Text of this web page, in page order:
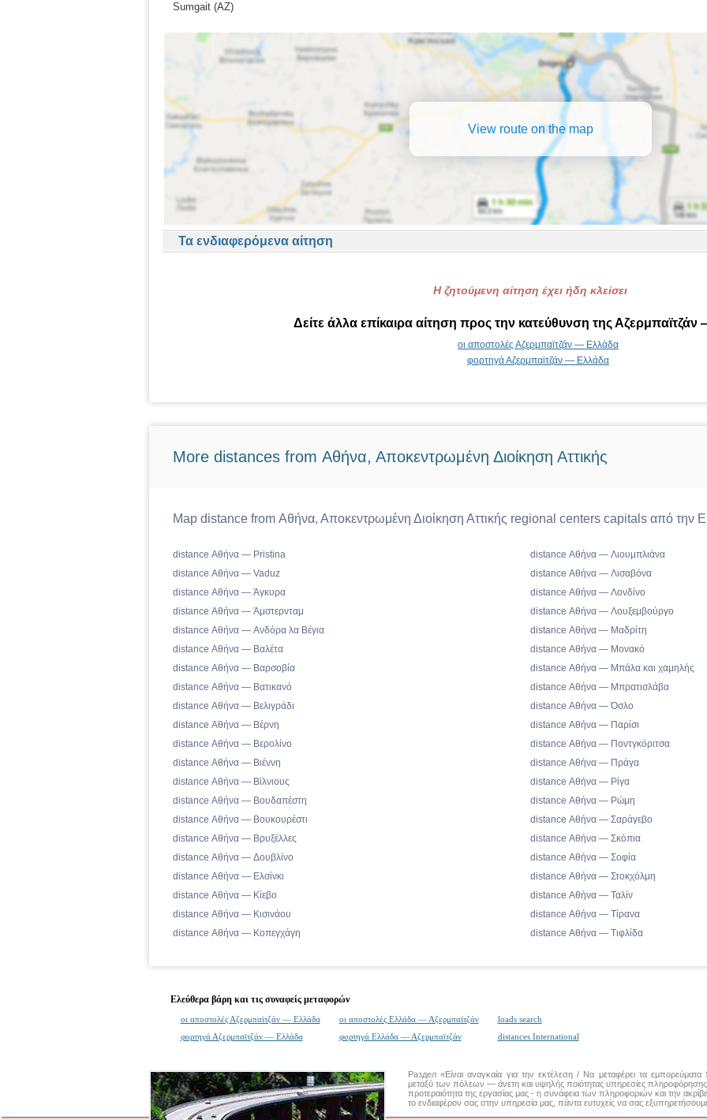
Sumgait (AZ)
View route on the map
Τα ενδιαφερόμενα αίτηση
Η ζητούμενη αίτηση έχει ήδη κλείσει
Δείτε άλλα επίκαιρα αίτηση προς την κατεύθυνση της
οι αποστολές Αζερμπαϊτζάν — Ελλάδα
φορτηγά Αζερμπαϊτζάν — Ελλάδα
More distances from Αθήνα, Αποκεντρωμένη Διοίκηση Αττικής
Map distance from Αθήνα, Αποκεντρωμένη Διοίκηση Αττικής regional centers capitals από την
distance Αθήνα — Pristina
distance Αθήνα — Vaduz
distance Αθήνα — Άγκυρα
distance Αθήνα — Άμστερνταμ
distance Αθήνα — Ανδόρα λα Βέγια
distance Αθήνα — Βαλέτα
distance Αθήνα — Βαρσοβία
distance Αθήνα — Βατικανό
distance Αθήνα — Βελιγράδι
distance Αθήνα — Βέρνη
distance Αθήνα — Βερολίνο
distance Αθήνα — Βιέννη
distance Αθήνα — Βίλνιους
distance Αθήνα — Βουδαπέστη
distance Αθήνα — Βουκουρέστι
distance Αθήνα — Βρυξέλλες
distance Αθήνα — Δουβλίνο
distance Αθήνα — Ελσίνκι
distance Αθήνα — Κίεβο
distance Αθήνα — Κισινάου
distance Αθήνα — Κοπεγχάγη
distance Αθήνα — Λιουμπλιάνα
distance Αθήνα — Λισαβόνα
distance Αθήνα — Λονδίνο
distance Αθήνα — Λουξεμβούργο
distance Αθήνα — Μαδρίτη
distance Αθήνα — Μονακό
distance Αθήνα — Μπάλα και χαμηλής
distance Αθήνα — Μπρατισλάβα
distance Αθήνα — Όσλο
distance Αθήνα — Παρίσι
distance Αθήνα — Ποντγκόριτσα
distance Αθήνα — Πράγα
distance Αθήνα — Ρίγα
distance Αθήνα — Ρώμη
distance Αθήνα — Σαράγεβο
distance Αθήνα — Σκόπια
distance Αθήνα — Σοφία
distance Αθήνα — Στοκχόλμη
distance Αθήνα — Ταλίν
distance Αθήνα — Τίρανα
distance Αθήνα — Τιφλίδα
Ελεύθερα βάρη και τις συναφείς μεταφορών
οι αποστολές Αζερμπαϊτζάν — Ελλάδα οι αποστολές Ελλάδα — Αζερμπαϊτζάν
loads search
φορτηγά Αζερμπαϊτζάν — Ελλάδα
φορτηγά Ελλάδα — Αζερμπαϊτζάν distances International
Раздел «Είναι αναγκαία για την εκτέλεση / Να μεταφέρει τα
μεταξύ των πόλεων — άνετη και υψηλής ποιότητας υπηρεσίες πληροφόρησης
προτεραιότητα της εργασίας μας - η συνάφεια των πληροφοριών και την
το ενδιαφέρον σας στην υπηρεσία μας, πάντα ευτυχείς να σας